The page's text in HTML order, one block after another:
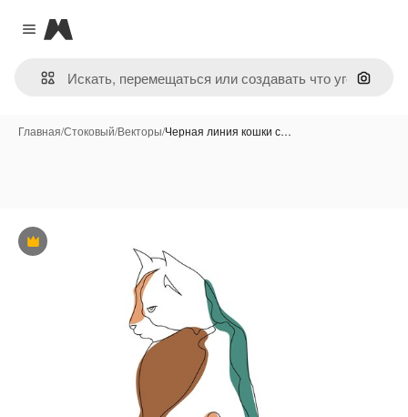
Close menu
Magnific
Поиск
Главная/Стоковый/Векторы/Черная линия кошки с…
Премиум